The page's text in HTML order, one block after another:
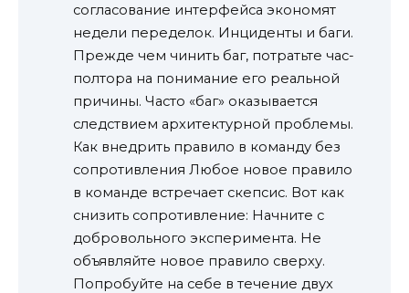
согласование интерфейса экономят
недели переделок. Инциденты и баги.
Прежде чем чинить баг, потратьте час-
полтора на понимание его реальной
причины. Часто «баг» оказывается
следствием архитектурной проблемы.
Как внедрить правило в команду без
сопротивления Любое новое правило
в команде встречает скепсис. Вот как
снизить сопротивление: Начните с
добровольного эксперимента. Не
объявляйте новое правило сверху.
Попробуйте на себе в течение двух